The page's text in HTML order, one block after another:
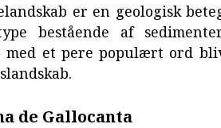
er en geologisk
bestående af
med et pere populært ord
de Gallocanta